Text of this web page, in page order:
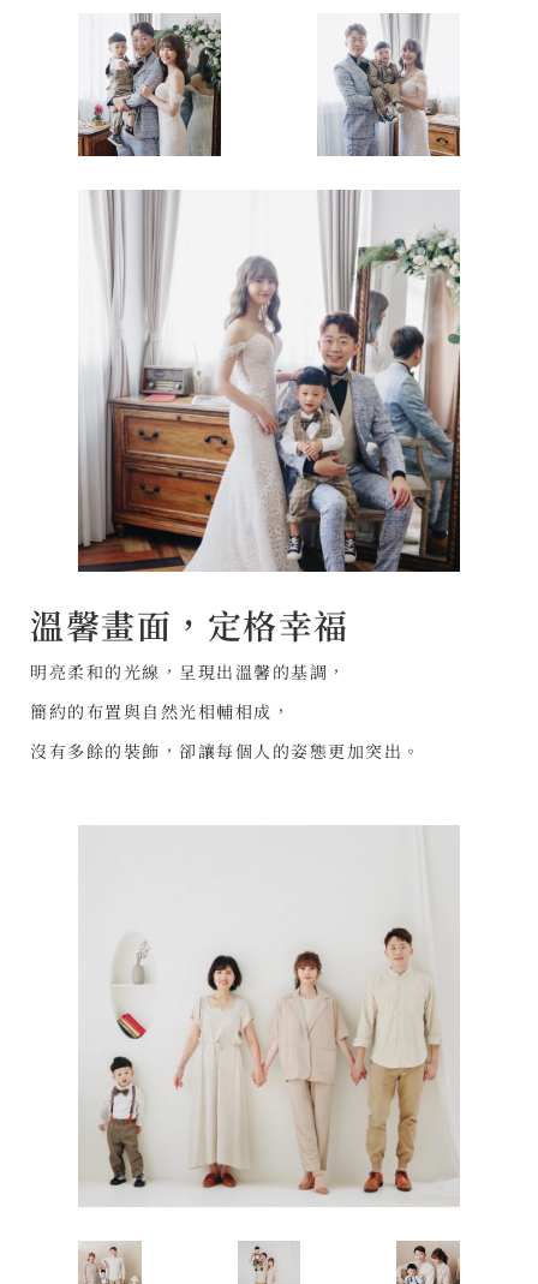
溫馨畫面，定格幸福
明亮柔和的光線，呈現出溫馨的基調，
簡約的布置與自然光相輔相成，
沒有多餘的裝飾，卻讓每個人的姿態更加突出。